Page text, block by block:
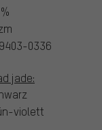
0336
jade:
violett